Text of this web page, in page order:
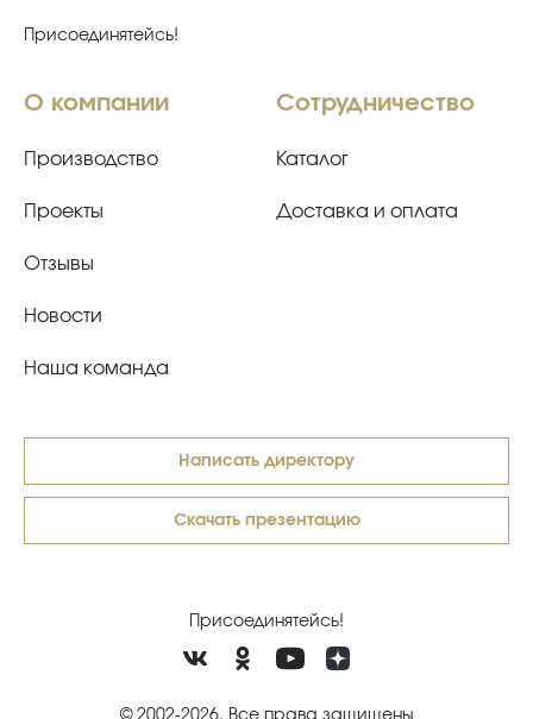
Присоединятейсь!
О компании
Производство
Проекты
Отзывы
Новости
Наша команда
Сотрудничество
Каталог
Доставка и оплата
Написать директору
Скачать презентацию
Присоединятейсь!